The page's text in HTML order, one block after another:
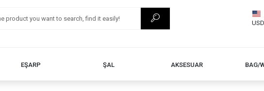
EŞARP ŞAL AKSESUAR BAG/